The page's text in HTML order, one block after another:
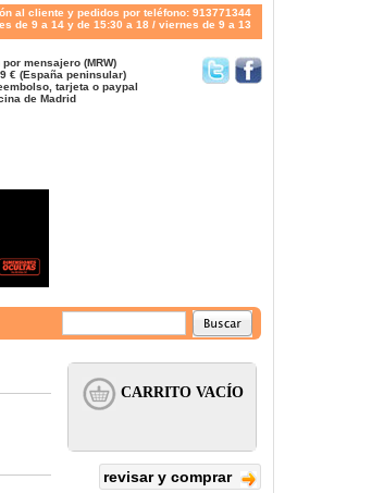
al cliente y pedidos por teléfono: 913771344
de 9 a 14 y de 15:30 a 18 / viernes de 9 a 13
mensajero (MRW)
€ (España peninsular)
tarjeta o paypal
de Madrid
revisar y comprar